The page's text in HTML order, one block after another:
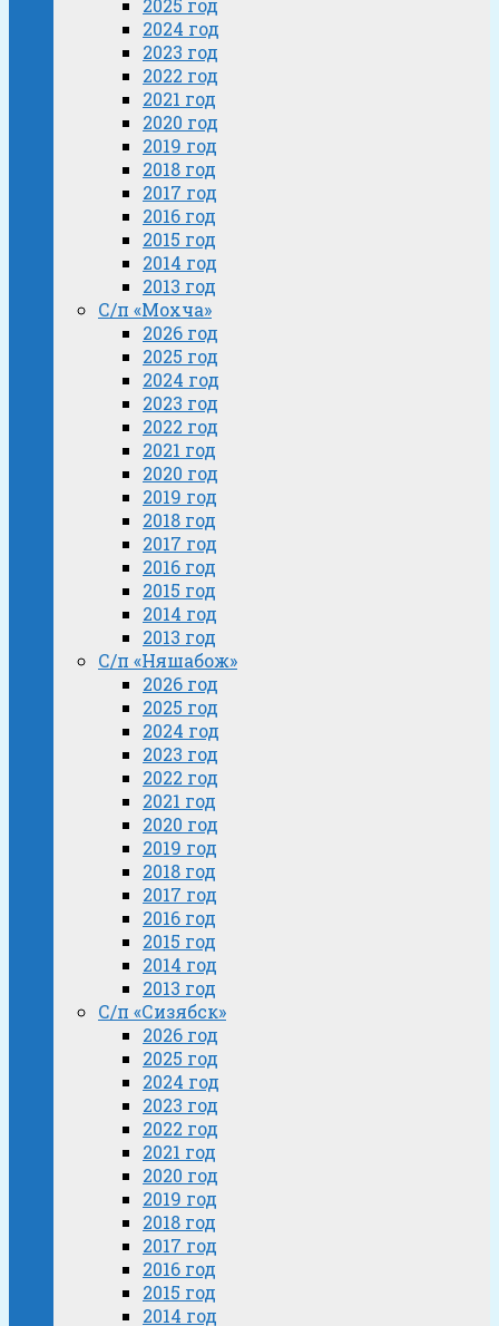
2025 год
2024 год
2023 год
2022 год
2021 год
2020 год
2019 год
2018 год
2017 год
2016 год
2015 год
2014 год
2013 год
С/п «Мохча»
2026 год
2025 год
2024 год
2023 год
2022 год
2021 год
2020 год
2019 год
2018 год
2017 год
2016 год
2015 год
2014 год
2013 год
С/п «Няшабож»
2026 год
2025 год
2024 год
2023 год
2022 год
2021 год
2020 год
2019 год
2018 год
2017 год
2016 год
2015 год
2014 год
2013 год
С/п «Сизябск»
2026 год
2025 год
2024 год
2023 год
2022 год
2021 год
2020 год
2019 год
2018 год
2017 год
2016 год
2015 год
2014 год